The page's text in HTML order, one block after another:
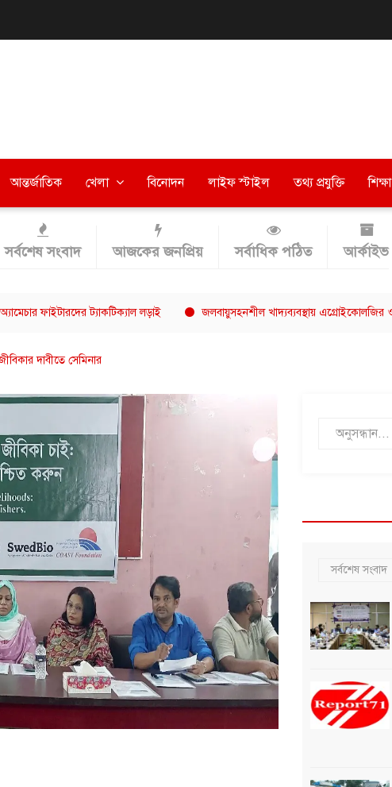
আন্তর্জাতিক খেলা বিনোদন লাইফ স্টাইল তথ্য প্রযুক্তি শিক্ষা
সর্বশেষ সংবাদ আজকের জনপ্রিয় সর্বাধিক পঠিত আর্কাইভ
ট্যাকটিক্যাল লড়াই জলবায়ুসহনশীল খাদ্যব্যবস্থায় এগ্রোইকোলজির ওপর জোর
দাবীতে সেমিনার
সর্বশেষ সংবাদ